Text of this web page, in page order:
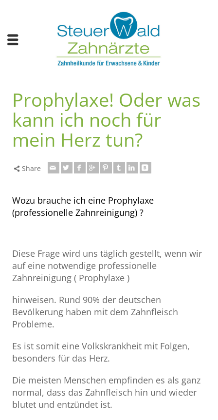
Prophylaxe! Oder was
kann ich noch für
mein Herz tun?
Share
Wozu brauche ich eine Prophylaxe
(professionelle Zahnreinigung) ?
Diese Frage wird uns täglich gestellt, wenn wir
auf eine notwendige professionelle
Zahnreinigung ( Prophylaxe )
hinweisen. Rund 90% der deutschen
Bevölkerung haben mit dem Zahnfleisch
Probleme.
Es ist somit eine Volkskrankheit mit Folgen,
besonders für das Herz.
Die meisten Menschen empfinden es als ganz
normal, dass das Zahnfleisch hin und wieder
blutet und entzündet ist.